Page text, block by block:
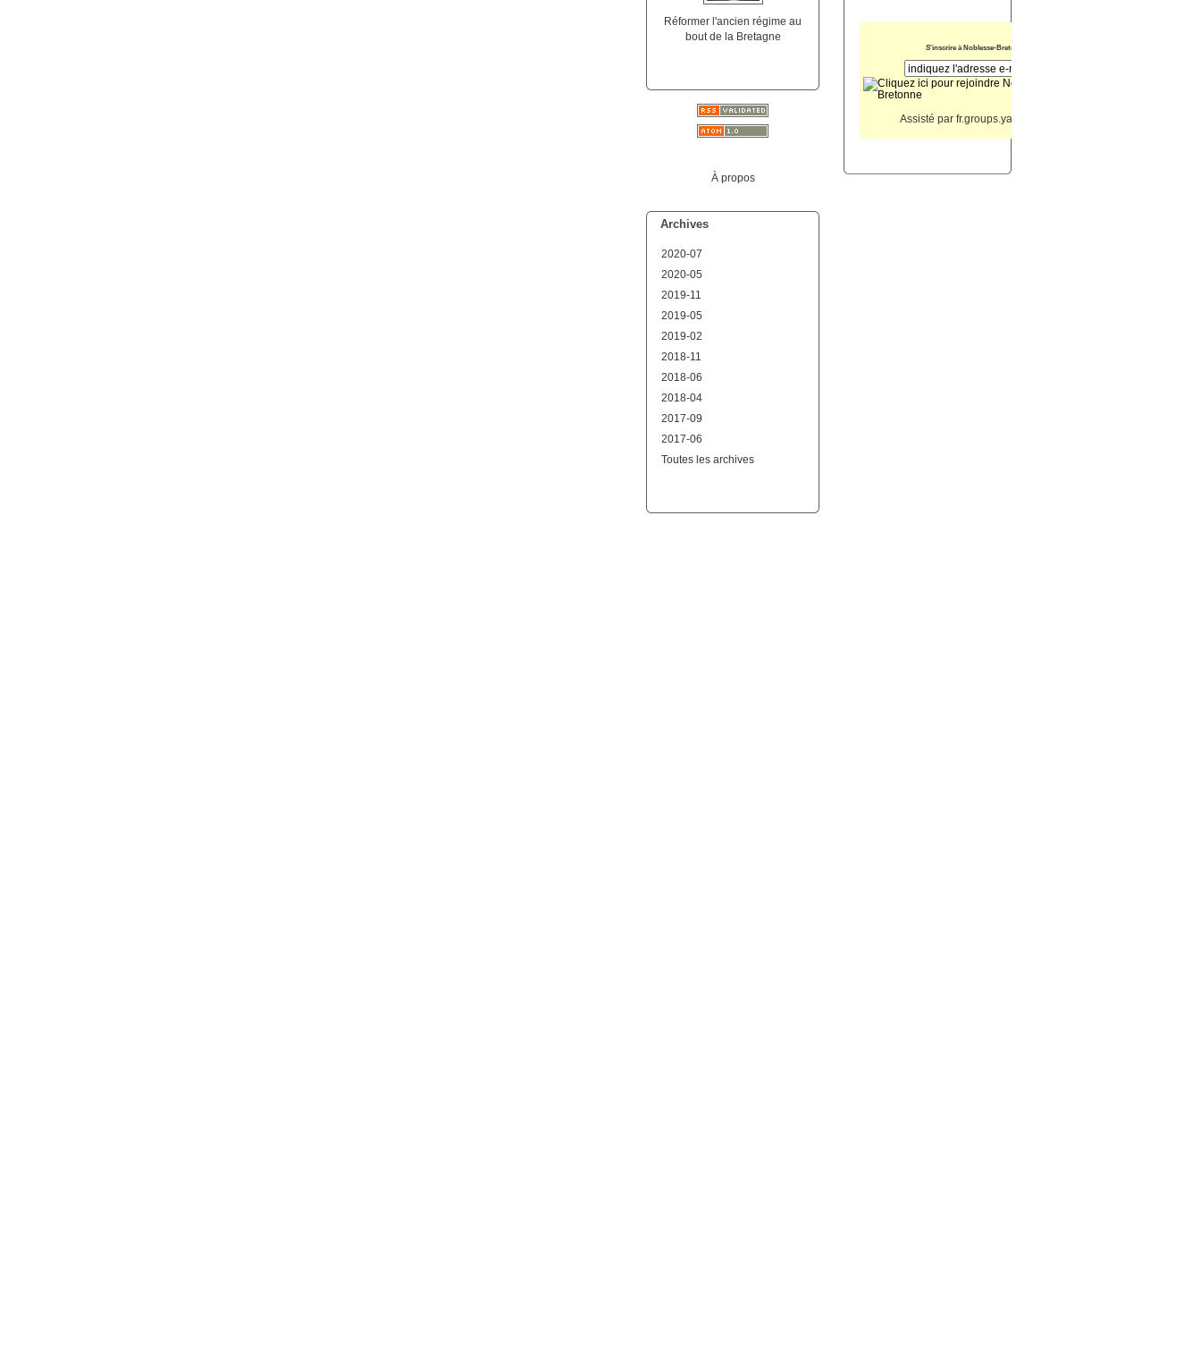
S'inscrire à Noblesse-Bretonne
Assisté par fr.groups.yahoo.com
Réformer l'ancien régime au
bout de la Bretagne
À propos
Archives
2020-07
2020-05
2019-11
2019-05
2019-02
2018-11
2018-06
2018-04
2017-09
2017-06
Toutes les archives